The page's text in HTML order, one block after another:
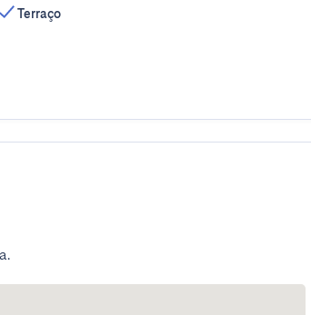
Terraço